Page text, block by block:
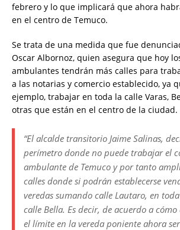
febrero y lo que implicará que ahora
en el centro de Temuco.
Se trata de una medida que fue
Oscar Albornoz, quien asegura que hoy
ambulantes tendrán más calles para
a las notarias y comercio establecido, ya
ejemplo, trabajar en toda la calle Varas,
otras que están en el centro de la ciudad.
“El alcalde transitorio Jaime Salinas,
perímetro donde no puede trabajar el
ambulante de Temuco y por tanto
calles donde si podrán establecerse
veredas sumando calle Lautaro, en
calle Bella. Es decir, de acuerdo a
el límite en la vereda poniente ahora